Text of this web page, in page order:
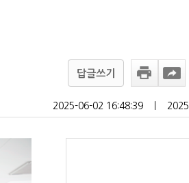
답글쓰기
2025-06-02 16:48:39